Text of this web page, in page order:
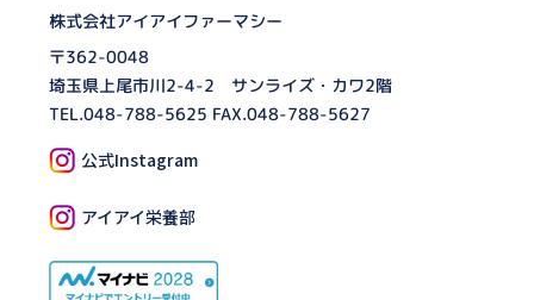
株式会社アイアイファーマシー
〒362-0048
埼玉県上尾市川2-4-2 サンライズ・カワ2階
TEL.048-788-5625 FAX.048-788-5627
公式Instagram
アイアイ栄養部